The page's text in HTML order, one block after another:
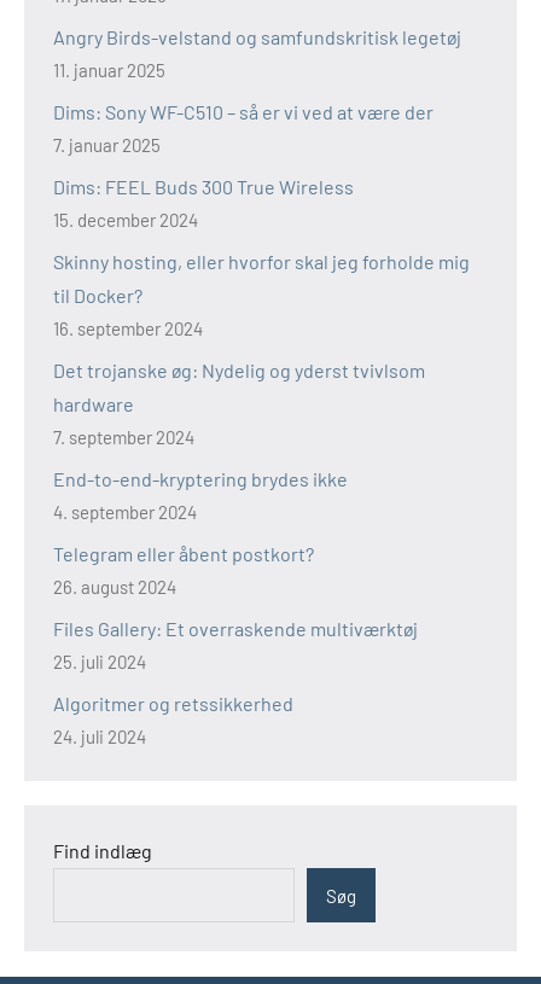
Angry Birds-velstand og samfundskritisk legetøj
11. januar 2025
Dims: Sony WF-C510 – så er vi ved at være der
7. januar 2025
Dims: FEEL Buds 300 True Wireless
15. december 2024
Skinny hosting, eller hvorfor skal jeg forholde mig
til Docker?
16. september 2024
Det trojanske øg: Nydelig og yderst tvivlsom
hardware
7. september 2024
End-to-end-kryptering brydes ikke
4. september 2024
Telegram eller åbent postkort?
26. august 2024
Files Gallery: Et overraskende multiværktøj
25. juli 2024
Algoritmer og retssikkerhed
24. juli 2024
Find indlæg
Søg